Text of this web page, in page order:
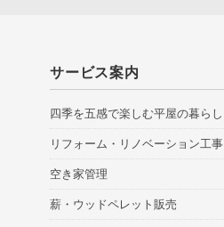
サービス案内
四季を五感で楽しむ平屋の暮らし
リフォーム・リノベーション工事
空き家管理
薪・ウッドペレット販売